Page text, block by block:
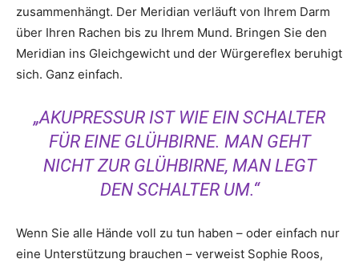
zusammenhängt. Der Meridian verläuft von Ihrem Darm
über Ihren Rachen bis zu Ihrem Mund. Bringen Sie den
Meridian ins Gleichgewicht und der Würgereflex beruhigt
sich. Ganz einfach.
„AKUPRESSUR IST WIE EIN SCHALTER
FÜR EINE GLÜHBIRNE. MAN GEHT
NICHT ZUR GLÜHBIRNE, MAN LEGT
DEN SCHALTER UM.“
Wenn Sie alle Hände voll zu tun haben – oder einfach nur
eine Unterstützung brauchen – verweist Sophie Roos,